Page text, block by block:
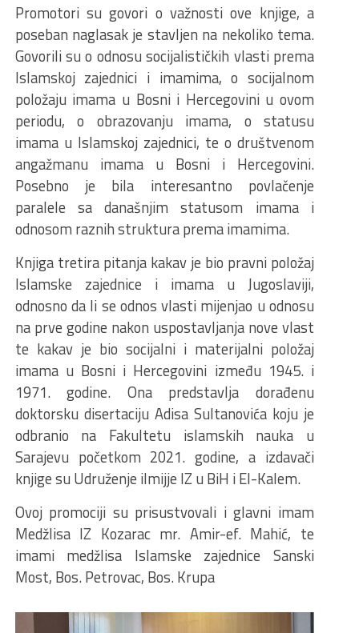
Promotori su govori o važnosti ove knjige, a
poseban naglasak je stavljen na nekoliko tema.
Govorili su o odnosu socijalističkih vlasti prema
Islamskoj zajednici i imamima, o socijalnom
položaju imama u Bosni i Hercegovini u ovom
periodu, o obrazovanju imama, o statusu
imama u Islamskoj zajednici, te o društvenom
angažmanu imama u Bosni i Hercegovini.
Posebno je bila interesantno povlačenje
paralele sa današnjim statusom imama i
odnosom raznih struktura prema imamima.
Knjiga tretira pitanja kakav je bio pravni položaj
Islamske zajednice i imama u Jugoslaviji,
odnosno da li se odnos vlasti mijenjao u odnosu
na prve godine nakon uspostavljanja nove vlast
te kakav je bio socijalni i materijalni položaj
imama u Bosni i Hercegovini između 1945. i
1971. godine. Ona predstavlja dorađenu
doktorsku disertaciju Adisa Sultanovića koju je
odbranio na Fakultetu islamskih nauka u
Sarajevu početkom 2021. godine, a izdavači
knjige su Udruženje ilmijje IZ u BiH i El-Kalem.
Ovoj promociji su prisustvovali i glavni imam
Medžlisa IZ Kozarac mr. Amir-ef. Mahić, te
imami medžlisa Islamske zajednice Sanski
Most, Bos. Petrovac, Bos. Krupa